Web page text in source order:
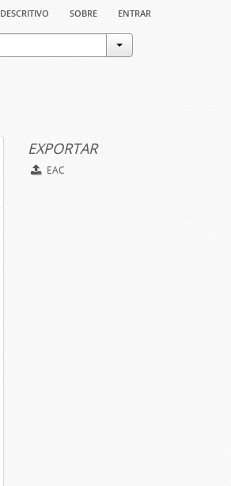
descritivo sobre entrar
EXPORTAR
EAC